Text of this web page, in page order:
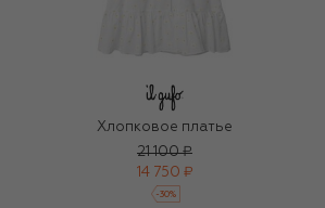
Хлопковое платье
21 100 ₽
14 750 ₽
-30%